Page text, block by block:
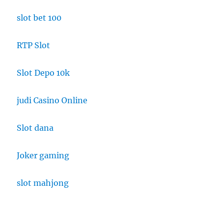
slot bet 100
RTP Slot
Slot Depo 10k
judi Casino Online
Slot dana
Joker gaming
slot mahjong